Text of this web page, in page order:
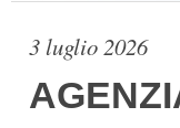
3 luglio 2026